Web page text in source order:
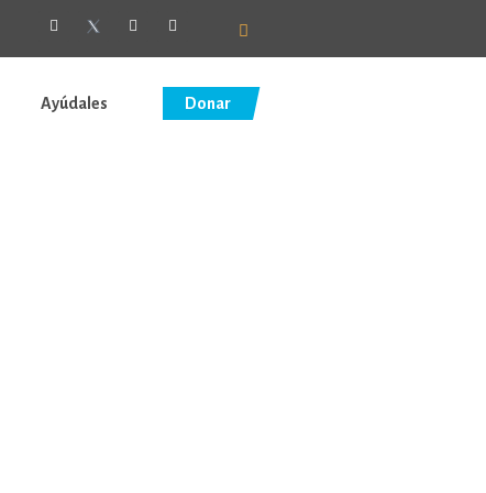
Ayúdales Donar